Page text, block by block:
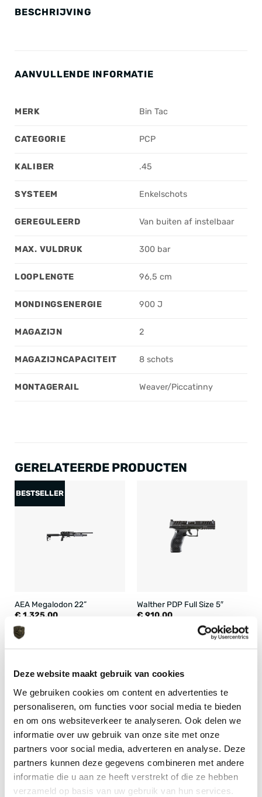
Deze website maakt gebruik van cookies
We gebruiken cookies om content en advertenties te
personaliseren, om functies voor social media te bieden
en om ons websiteverkeer te analyseren. Ook delen we
informatie over uw gebruik van onze site met onze
partners voor social media, adverteren en analyse. Deze
partners kunnen deze gegevens combineren met andere
informatie die u aan ze heeft verstrekt of die ze hebben
verzameld op basis van uw gebruik van hun services.
BESCHRIJVING
AANVULLENDE INFORMATIE
MERK Bin Tac
CATEGORIE PCP
KALIBER .45
SYSTEEM Enkelschots
GEREGULEERD Van buiten af instelbaar
MAX. VULDRUK 300 bar
LOOPLENGTE 96,5 cm
MONDINGSENERGIE 900 J
MAGAZIJN 2
MAGAZIJNCAPACITEIT 8 schots
MONTAGERAIL Weaver/Piccatinny
GERELATEERDE PRODUCTEN
BESTSELLER
AEA Megalodon 22”
€ 1.325,00
Walther PDP Full Size 5″
€ 910,00
Enola Gaye EG18X
Rookgranaat
Bioval Bio 0.25 White Zak
4000 st
€ 16,95